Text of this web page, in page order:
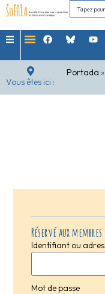
Vous êtes ici :
Portada »
Réservé aux membres
Identifiant ou
Mot de passe